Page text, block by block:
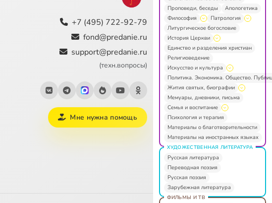
+7 (495) 722-92-79
fond@predanie.ru
support@predanie.ru
(техн.вопросы)
Мне нужна помощь
Проповеди, беседы
Апологетика
Философия
Патрология
Литургическое богословие
История Церкви
Единство и разделения христиан
Религиоведение
Искусство и культура
Политика. Экономика. Общество.
Жития святых, биографии
Мемуары, дневники, письма
Семья и воспитание
Психология и терапия
Материалы о благотворительности
Материалы на иностранных языках
ХУДОЖЕСТВЕННАЯ ЛИТЕРАТУРА
Русская литература
Переводная поэзия
Русская поэзия
Зарубежная литература
ФИЛЬМЫ И ТВ